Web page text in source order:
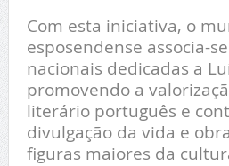
Com esta iniciativa, o
esposendense associa-
nacionais dedicadas a
promovendo a
literário português e
divulgação da vida e
figuras maiores da